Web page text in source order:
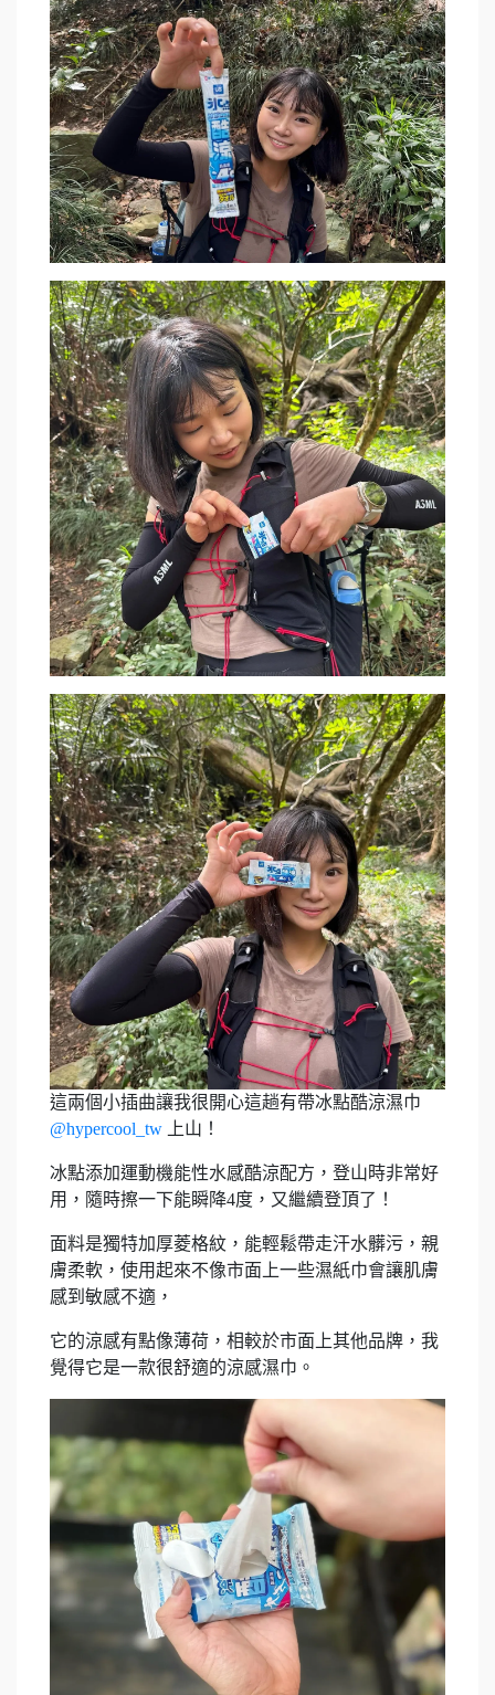
這兩個小插曲讓我很開心這趟有帶冰點酷涼濕巾
@hypercool_tw 上山！
冰點添加運動機能性水感酷涼配方，登山時非常好
用，隨時擦一下能瞬降4度，又繼續登頂了！
面料是獨特加厚菱格紋，能輕鬆帶走汗水髒污，親
膚柔軟，使用起來不像市面上一些濕紙巾會讓肌膚
感到敏感不適，
它的涼感有點像薄荷，相較於市面上其他品牌，我
覺得它是一款很舒適的涼感濕巾。